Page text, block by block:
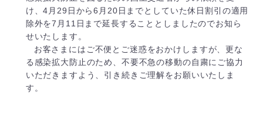
け、4月29日から6月20日までとしていた休日割引の適用
除外を7月11日まで延長することとしましたのでお知ら
せいたします。
お客さまにはご不便とご迷惑をおかけしますが、更な
る感染拡大防止のため、不要不急の移動の自粛にご協力
いただきますよう、引き続きご理解をお願いいたしま
す。